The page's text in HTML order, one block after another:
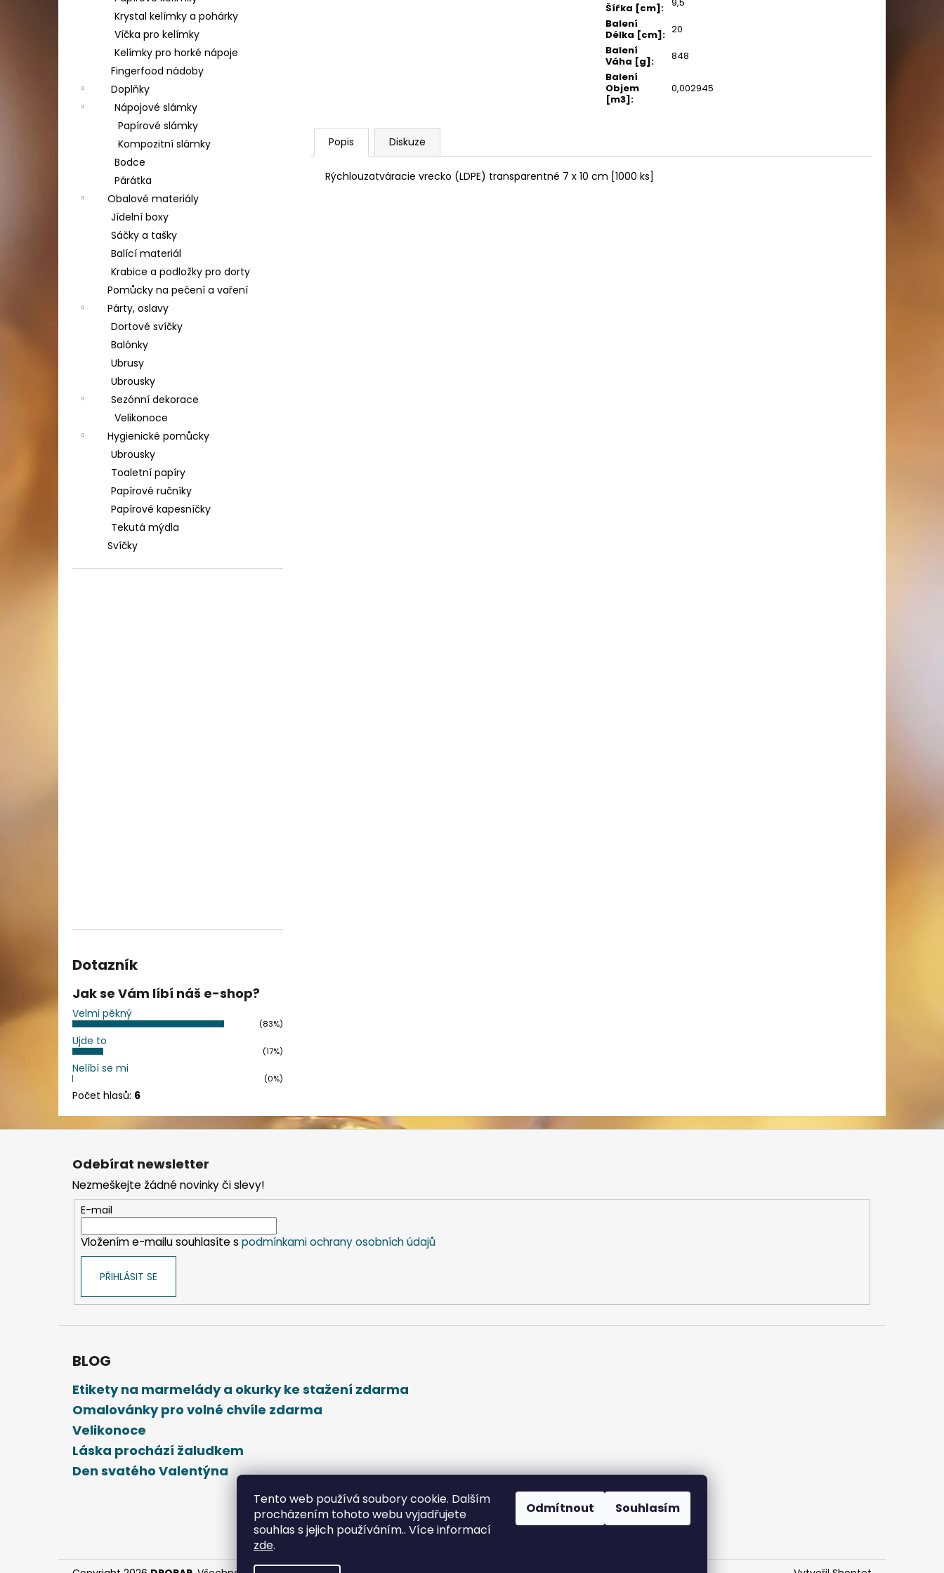
Tento web používá soubory cookie. Dalším
procházením tohoto webu vyjadřujete
souhlas s jejich používáním.. Více informací
zde.
Odmítnout Souhlasím
Krystal kelímky a pohárky
Víčka pro kelímky
Kelímky pro horké nápoje
Fingerfood nádoby
Doplňky
Nápojové slámky
Papírové slámky
Kompozitní slámky
Bodce
Párátka
Obalové materiály
Jídelní boxy
Sáčky a tašky
Balící materiál
Krabice a podložky pro dorty
Pomůcky na pečení a vaření
Párty, oslavy
Dortové svíčky
Balónky
Ubrusy
Ubrousky
Sezónní dekorace
Velikonoce
Hygienické pomůcky
Ubrousky
Toaletní papíry
Papírové ručníky
Papírové kapesníčky
Tekutá mýdla
Svíčky
Dotazník
Jak se Vám líbí náš e-shop?
Velmi pěkný
(83%)
Ujde to
(17%)
Nelíbí se mi
(0%)
Počet hlasů: 6
Šířka [cm]:
Balení
Délka [cm]: 20
Balení
Váha [g]:
848
Balení
Objem
[m3]:
0,002945
Popis Diskuze
Rýchlouzatváracie vrecko (LDPE) transparentné 7 x 10 cm [1000 ks]
Z
Odebírat newsletter
Nezmeškejte žádné novinky či slevy!
E-mail
Vložením e-mailu souhlasíte s podmínkami ochrany osobních údajů
PŘIHLÁSIT SE
BLOG
Etikety na marmelády a okurky ke stažení zdarma
Omalovánky pro volné chvíle zdarma
Velikonoce
Láska prochází žaludkem
Den svatého Valentýna